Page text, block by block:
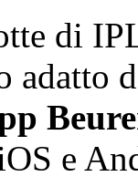
di
adatto
e